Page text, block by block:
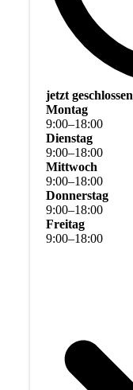
jetzt geschlossen
Montag
9:00–18:00
Dienstag
9:00–18:00
Mittwoch
9:00–18:00
Donnerstag
9:00–18:00
Freitag
9:00–18:00